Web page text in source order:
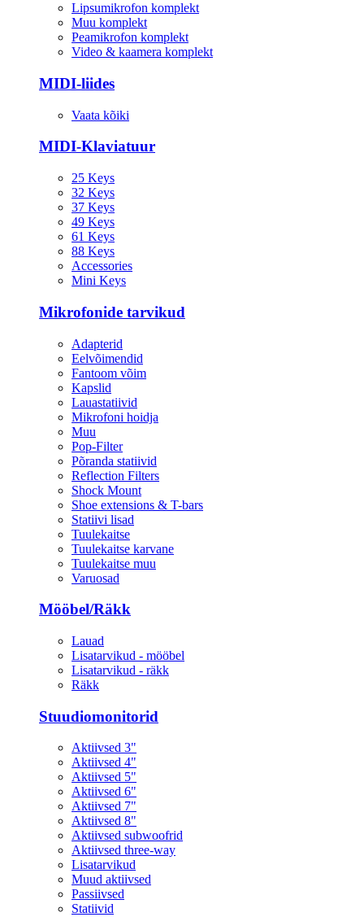
Lipsumikrofon komplekt
Muu komplekt
Peamikrofon komplekt
Video & kaamera komplekt
MIDI-liides
Vaata kõiki
MIDI-Klaviatuur
25 Keys
32 Keys
37 Keys
49 Keys
61 Keys
88 Keys
Accessories
Mini Keys
Mikrofonide tarvikud
Adapterid
Eelvõimendid
Fantoom võim
Kapslid
Lauastatiivid
Mikrofoni hoidja
Muu
Pop-Filter
Põranda statiivid
Reflection Filters
Shock Mount
Shoe extensions & T-bars
Statiivi lisad
Tuulekaitse
Tuulekaitse karvane
Tuulekaitse muu
Varuosad
Mööbel/Räkk
Lauad
Lisatarvikud - mööbel
Lisatarvikud - räkk
Räkk
Stuudiomonitorid
Aktiivsed 3"
Aktiivsed 4"
Aktiivsed 5"
Aktiivsed 6"
Aktiivsed 7"
Aktiivsed 8"
Aktiivsed subwoofrid
Aktiivsed three-way
Lisatarvikud
Muud aktiivsed
Passiivsed
Statiivid